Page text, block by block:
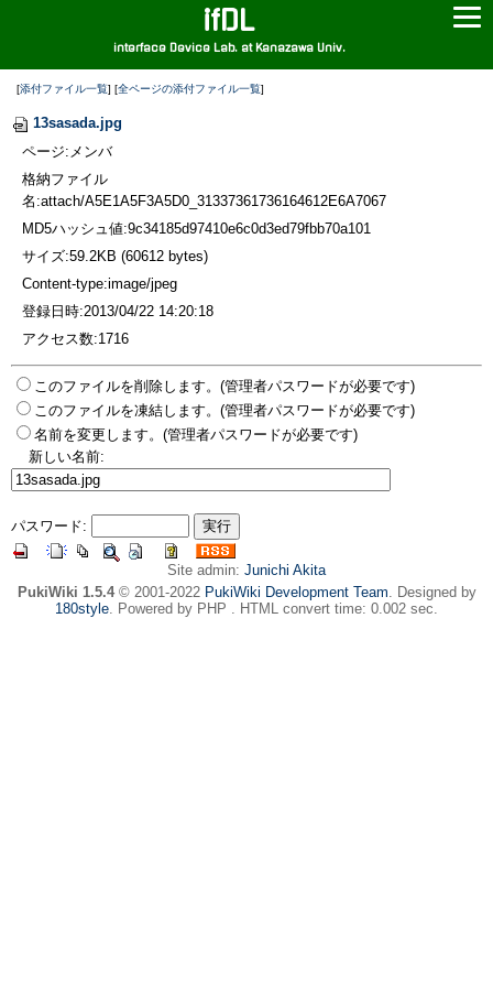
ifDL
interface Device Lab. at Kanazawa Univ.
[添付ファイル一覧] [全ページの添付ファイル一覧]
13sasada.jpg
ページ:メンバ
格納ファイル
名:attach/A5E1A5F3A5D0_31337361736164612E6A7067
MD5ハッシュ値:9c34185d97410e6c0d3ed79fbb70a101
サイズ:59.2KB (60612 bytes)
Content-type:image/jpeg
登録日時:2013/04/22 14:20:18
アクセス数:1716
このファイルを削除します。(管理者パスワードが必要です)
このファイルを凍結します。(管理者パスワードが必要です)
名前を変更します。(管理者パスワードが必要です)
新しい名前:
パスワード:
Site admin: Junichi Akita
PukiWiki 1.5.4© 2001-2022 PukiWiki Development Team. Designed by
180style. Powered by PHP . HTML convert time: 0.002 sec.